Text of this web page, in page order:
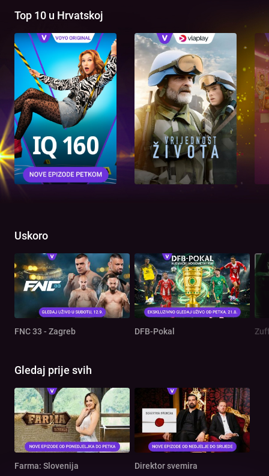
Top 10 u Hrvatskoj
Uskoro
FNC 33 - Zagreb DFB-Pokal
Gledaj prije svih
Farma: Slovenija Direktor svemira